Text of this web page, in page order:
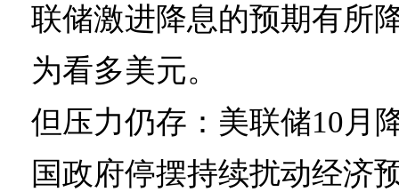
联储激进降息的预期有所
为看多美元。
但压力仍存：美联储10月
国政府停摆持续扰动经济